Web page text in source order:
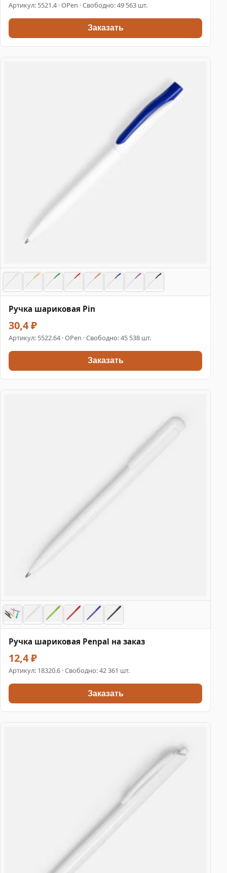
Артикул: 5521.4 · OPen · Свободно: 49 563 шт.
Заказать
Ручка шариковая Pin
30,4 ₽
Артикул: 5522.64 · OPen · Свободно: 45 538 шт.
Заказать
Ручка шариковая Penpal на заказ
12,4 ₽
Артикул: 18320.6 · Свободно: 42 361 шт.
Заказать